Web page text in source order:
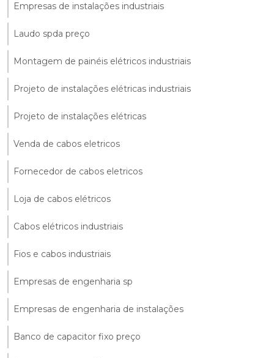
Empresas de instalações industriais
Laudo spda preço
Montagem de painéis elétricos industriais
Projeto de instalações elétricas industriais
Projeto de instalações elétricas
Venda de cabos eletricos
Fornecedor de cabos eletricos
Loja de cabos elétricos
Cabos elétricos industriais
Fios e cabos industriais
Empresas de engenharia sp
Empresas de engenharia de instalações
Banco de capacitor fixo preço